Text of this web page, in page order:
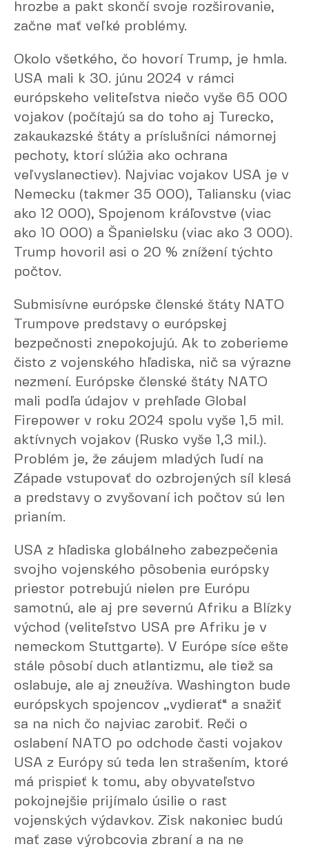
hrozbe a pakt skončí svoje rozširovanie,
začne mať veľké problémy.
Okolo všetkého, čo hovorí Trump, je hmla.
USA mali k 30. júnu 2024 v rámci
európskeho veliteľstva niečo vyše 65 000
vojakov (počítajú sa do toho aj Turecko,
zakaukazské štáty a príslušníci námornej
pechoty, ktorí slúžia ako ochrana
veľvyslanectiev). Najviac vojakov USA je v
Nemecku (takmer 35 000), Taliansku (viac
ako 12 000), Spojenom kráľovstve (viac
ako 10 000) a Španielsku (viac ako 3 000).
Trump hovoril asi o 20 % znížení týchto
počtov.
Submisívne európske členské štáty NATO
Trumpove predstavy o európskej
bezpečnosti znepokojujú. Ak to zoberieme
čisto z vojenského hľadiska, nič sa výrazne
nezmení. Európske členské štáty NATO
mali podľa údajov v prehľade Global
Firepower v roku 2024 spolu vyše 1,5 mil.
aktívnych vojakov (Rusko vyše 1,3 mil.).
Problém je, že záujem mladých ľudí na
Západe vstupovať do ozbrojených síl klesá
a predstavy o zvyšovaní ich počtov sú len
prianím.
USA z hľadiska globálneho zabezpečenia
svojho vojenského pôsobenia európsky
priestor potrebujú nielen pre Európu
samotnú, ale aj pre severnú Afriku a Blízky
východ (veliteľstvo USA pre Afriku je v
nemeckom Stuttgarte). V Európe síce ešte
stále pôsobí duch atlantizmu, ale tiež sa
oslabuje, ale aj zneužíva. Washington bude
európskych spojencov „vydierať“ a snažiť
sa na nich čo najviac zarobiť. Reči o
oslabení NATO po odchode časti vojakov
USA z Európy sú teda len strašením, ktoré
má prispieť k tomu, aby obyvateľstvo
pokojnejšie prijímalo úsilie o rast
vojenských výdavkov. Zisk nakoniec budú
mať zase výrobcovia zbraní a na ne